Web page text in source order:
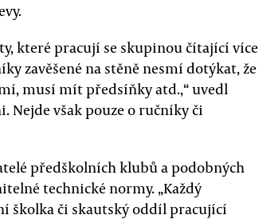
které pracují se skupinou čítající více
zavěšené na stěně nesmí dotýkat, že
musí mít předsíňky atd.,“ uvedl
Nejde však pouze o ručníky či
předškolních klubů a podobných
technické normy. „Každý
školka či skautský oddíl pracující